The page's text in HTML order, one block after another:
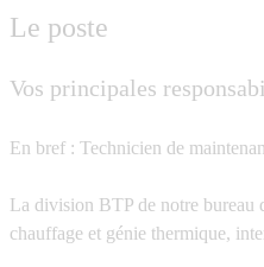
Le poste
Vos principales
En bref : Technicien de
La division BTP de notre bureau
chauffage et génie thermique,